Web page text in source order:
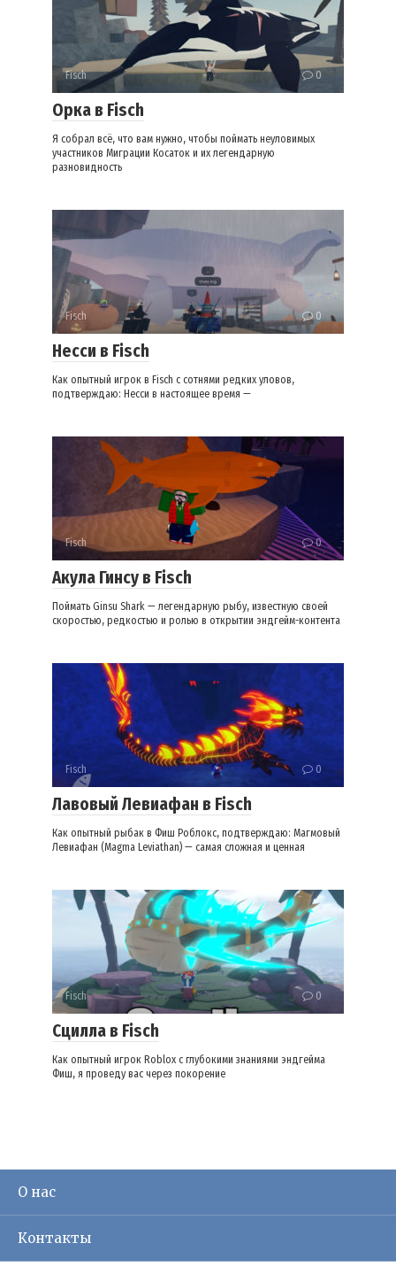
Fisch 0
Орка в Fisch
Я собрал всё, что вам нужно, чтобы поймать неуловимых
участников Миграции Косаток и их легендарную
разновидность
Fisch 0
Несси в Fisch
Как опытный игрок в Fisch с сотнями редких уловов,
подтверждаю: Несси в настоящее время —
Fisch 0
Акула Гинсу в Fisch
Поймать Ginsu Shark — легендарную рыбу, известную своей
скоростью, редкостью и ролью в открытии эндгейм-контента
Fisch 0
Лавовый Левиафан в Fisch
Как опытный рыбак в Фиш Роблокс, подтверждаю: Магмовый
Левиафан (Magma Leviathan) — самая сложная и ценная
Fisch 0
Сцилла в Fisch
Как опытный игрок Roblox с глубокими знаниями эндгейма
Фиш, я проведу вас через покорение
О нас
Контакты